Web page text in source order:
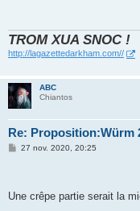
TROM XUA SNOC !
http://lagazettedarkham.com//
ABC
Chiantos
Re: Proposition:Würm
M
g
27 nov. 2020, 20:25
Une crêpe partie serait la